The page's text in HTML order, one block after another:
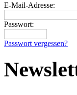
E-Mail-Adresse:
Passwort:
Passwort vergessen?